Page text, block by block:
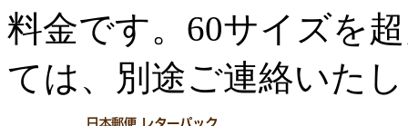
料金です。60サイズを
ては、別途ご連絡いた